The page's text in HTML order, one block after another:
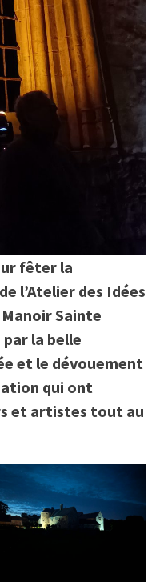
fêter la
l’Atelier des Idées
Sainte
la belle
et le dévouement
qui ont
et artistes tout au